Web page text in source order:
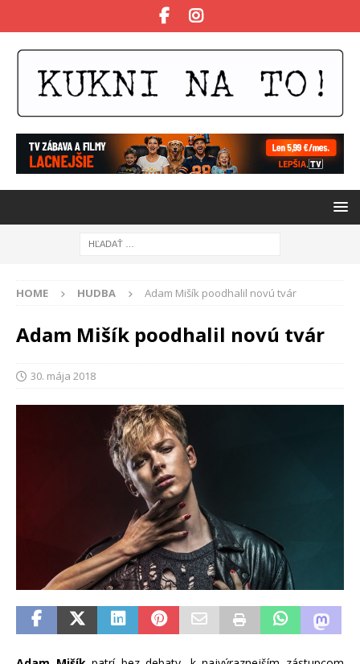
HOME HUDBA Adam Mišík poodhalil novú tvár
Adam Mišík poodhalil novú tvár
30. mája 2018